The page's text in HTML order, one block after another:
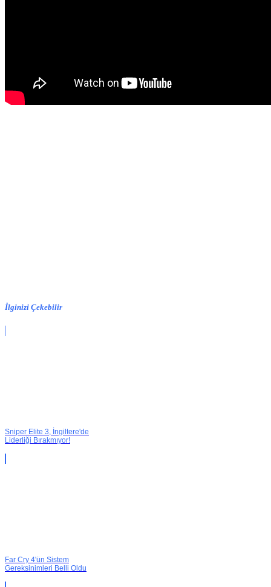
İlginizi Çekebilir
Sniper Elite 3, İngiltere'de
Liderliği Bırakmıyor!
Far Cry 4'ün Sistem
Gereksinimleri Belli Oldu